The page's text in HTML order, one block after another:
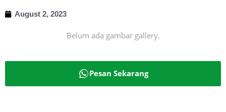
August 2, 2023
Belum ada gambar gallery.
Pesan Sekarang